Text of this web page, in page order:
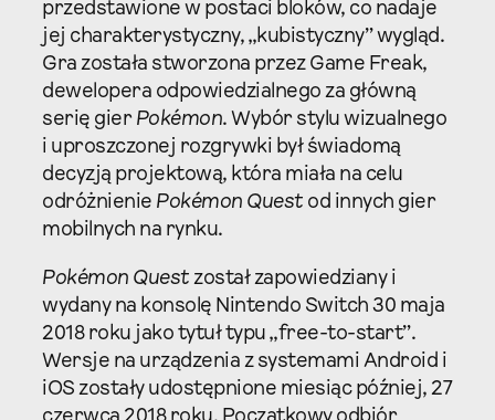
przedstawione w postaci bloków, co nadaje
jej charakterystyczny, „kubistyczny” wygląd.
Gra została stworzona przez Game Freak,
dewelopera odpowiedzialnego za główną
serię gier Pokémon. Wybór stylu wizualnego
i uproszczonej rozgrywki był świadomą
decyzją projektową, która miała na celu
odróżnienie Pokémon Quest od innych gier
mobilnych na rynku.
Pokémon Quest został zapowiedziany i
wydany na konsolę Nintendo Switch 30 maja
2018 roku jako tytuł typu „free-to-start”.
Wersje na urządzenia z systemami Android i
iOS zostały udostępnione miesiąc później, 27